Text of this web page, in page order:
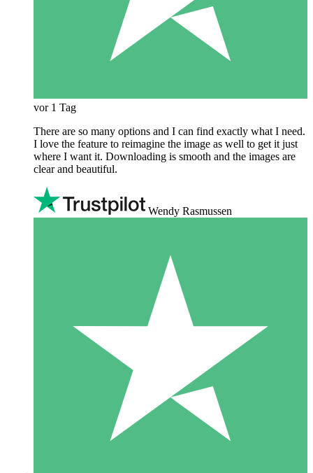
vor 1 Tag
There are so many options and I can find exactly what I need.
I love the feature to reimagine the image as well to get it just
where I want it. Downloading is smooth and the images are
clear and beautiful.
Wendy Rasmussen